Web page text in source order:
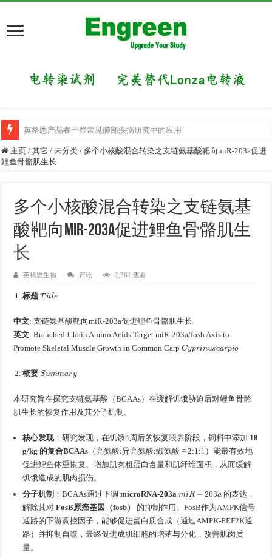
英格恩产品在一些常见肺部疾病研究中的应用
目前国内有哪些好的科研交流平台？
主页 / 其它 / 未分类 / 多个小核酸混合转染之支链氨基酸靶向miR-203a促进
鲤鱼骨骼肌生长
多个小核酸混合转染之支链氨基
酸靶向miR-203a促进鲤鱼骨骼肌生
长
英格恩生物 评论 2,361 查看
标题Title
中文: 支链氨基酸靶向miR-203a促进鲤鱼骨骼肌生长
英文: Branched-Chain Amino Acids Target miR-203a/fosb Axis to
Promote Skeletal Muscle Growth in Common CarpCy n
概要 Su
本研究旨在探究支链氨基酸（BCAAs）在缓解饥饿胁迫后对鲤鱼骨骼
肌生长的恢复作用及其分子机制。
核心发现：研究发现，在饥饿4周后的恢复喂养阶段，饲料中添加 18
g/kg 的复合BCAAs （亮氨酸:异亮氨酸:缬氨酸 = 2:1:1）能最有效地
促进鲤鱼体重恢复、增加肌肉粗蛋白含量和肌纤维面积，从而缓解
饥饿造成的肌肉损伤。
分子机制 ：BCAAs通过下调microRNA-203a iR− 203a
的表达，
解除其对FosB原癌基因（fosb）
的抑制作用。FosB作为AMPK信号
通路的下游调控因子，能够促进蛋白质合成（通过AMPK-EEF2K通
路）并抑制自噬，最终促进成肌细胞的增殖与分化，改善肌肉质
量。